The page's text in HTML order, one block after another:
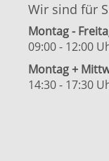
Wir sind für
Montag -
09:00 - 12:00
Montag +
14:30 - 17:30